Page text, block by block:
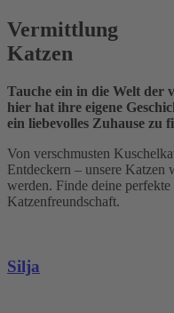
Vermittlung
Katzen
Tauche ein in die Welt der
hier hat ihre eigene
ein liebevolles Zuhause zu
Von verschmusten
Entdeckern – unsere Katzen
werden. Finde deine
Katzenfreundschaft.
Silja